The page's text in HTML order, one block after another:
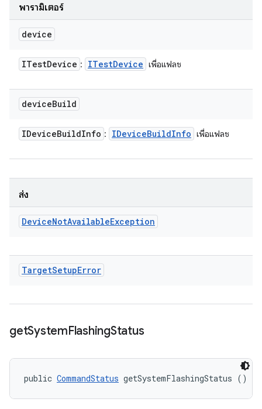
พารามิเตอร์
device
ITestDevice : ITestDevice เพื่อแฟลช
deviceBuild
IDeviceBuildInfo : IDeviceBuildInfo เพื่อแฟลช
ส่ง
DeviceNotAvailableException
TargetSetupError
getSystemFlashingStatus
public CommandStatus getSystemFlashingStatus ()